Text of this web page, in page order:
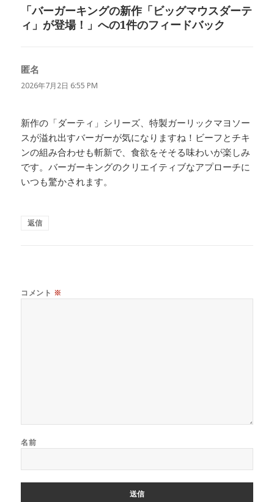
「バーガーキングの新作「ビッグマウスダーテ
ィ」が登場！」への1件のフィードバック
匿名
り:
2026年7月2日 6:55 PM
新作の「ダーティ」シリーズ、特製ガーリックマヨソー
スが溢れ出すバーガーが気になりますね！ビーフとチキ
ンの組み合わせも斬新で、食欲をそそる味わいが楽しみ
です。バーガーキングのクリエイティブなアプローチに
いつも驚かされます。
返信
コメント ※
名前